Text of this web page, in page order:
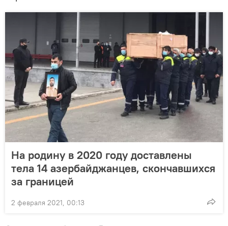
На родину в 2020 году доставлены
тела 14 азербайджанцев, скончавшихся
за границей
2 февраля 2021, 00:13